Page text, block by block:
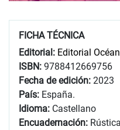
FICHA TÉCNICA
Editorial: Editorial
ISBN: 9788412669756
Fecha de edición: 2023
País: España.
Idioma: Castellano
Encuadernación: Rústica